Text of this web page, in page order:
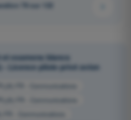
78 sur 122
et examens blancs
- Licence pilote privé avion